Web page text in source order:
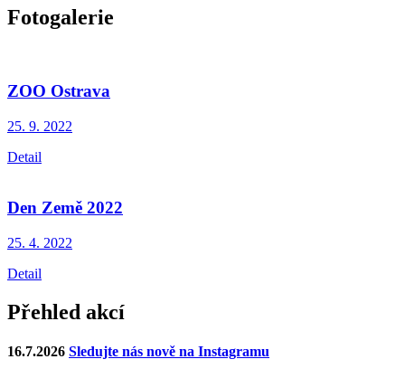
Fotogalerie
ZOO Ostrava
25. 9. 2022
Detail
Den Země 2022
25. 4. 2022
Detail
Přehled akcí
16.7.2026 Sledujte nás nově na Instagramu